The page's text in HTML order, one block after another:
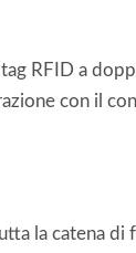
RFID a
con il
la catena di